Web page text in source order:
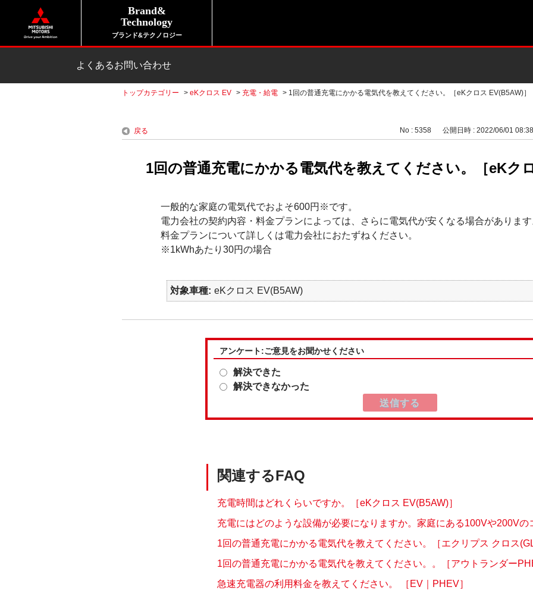
Brand&
Technology
ブランド&テクノロジー
よくあるお問い合わせ
トップカテゴリー > eKクロス EV > 充電・給電 > 1回の普通充電にかかる電気代を教えてください。［eKクロス EV(B5AW)］
戻る No : 5358 公開日時 : 2022/06/01 08:38
1回の普通充電にかかる電気代を教えてください。［eKク
一般的な家庭の電気代でおよそ600円※です。
電力会社の契約内容・料金プランによっては、さらに電気代が安くなる場合がありま
料金プランについて詳しくは電力会社におたずねください。
※1kWhあたり30円の場合
対象車種 eKクロス EV(B5AW)
アンケート:ご意見をお聞かせください
解決できた
解決できなかった
関連するFAQ
充電時間はどれくらいですか。［eKクロス EV(B5AW)］
充電にはどのような設備が必要になりますか。家庭にある100Vや200Vの
1回の普通充電にかかる電気代を教えてください。［エクリプス クロス
1回の普通充電にかかる電気代を教えてください。。［アウトランダー
急速充電器の利用料金を教えてください。 ［EV｜PHEV］